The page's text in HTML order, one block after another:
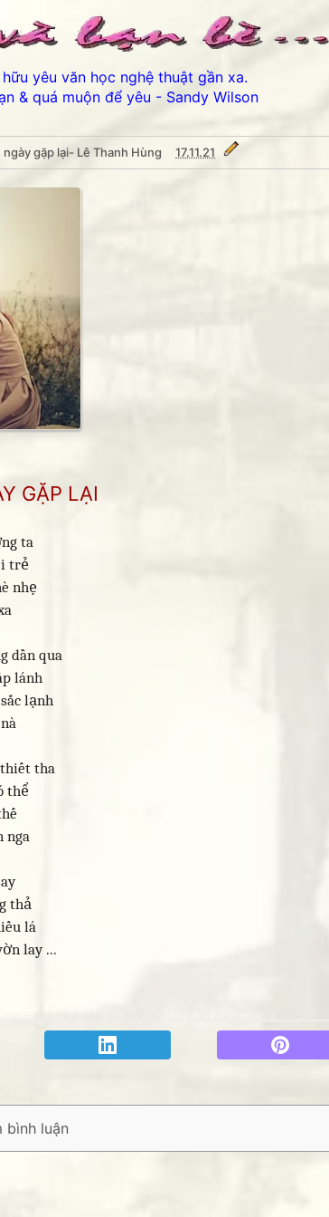
yêu văn học nghệ thuật gần xa.
& quá muộn để yêu - Sandy Wilson
gặp lại- Lê Thanh Hùng 17.11.21
lại- Lê Thanh Hùng
GẶP LẠI
ta
trẻ
nhẹ
dần qua
lánh
lạnh
tha
thể
nga
thả
lá
lay ...
các bạn đến với Bản lưu dự phòng Phố núi